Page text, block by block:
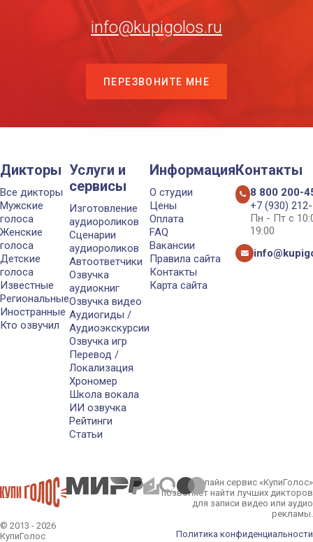
info@kupigolos.ru
ПЕРЕЗВОНИТЕ МНЕ
Дикторы
Все дикторы
Мужские
голоса
Женские
голоса
Детские
голоса
Известные
Региональные
Иностранные
Кто озвучил
Услуги и
сервисы
Изготовление
аудиороликов
Сценарии
аудиороликов
Автоответчики
Озвучка
аудиокниг
Озвучка видео
Аудиогиды /
Аудиоэкскурсии
Озвучка игр
Перевод /
Локализация
Хрономер
Школа вокала
ИИ озвучка
Рейтинги
Статьи
Информация
О студии
Цены
Оплата
FAQ
Вакансии
Правила сайта
Контакты
Карта сайта
Контакты
8 800 200-
+7 (930)
Пн - Пт с
19:00
© 2013 - 2026
КупиГолос
Онлайн сервис «КупиГолос»
позволяет найти лучших дикторов
для записи видео или аудио
рекламы.
Политика конфиденциальности